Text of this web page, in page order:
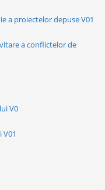
a proiectelor depuse V01
a conflictelor de
V0